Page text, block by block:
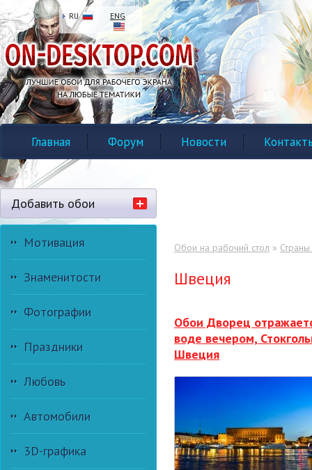
RU ENG
Главная Форум Новости
Добавить обои
Мотивация
Знаменитости
Фотографии
Праздники
Любовь
Автомобили
3D-графика
Обои на рабочий стол »
Швеция
Обои Дворец
воде вечером,
Швеция